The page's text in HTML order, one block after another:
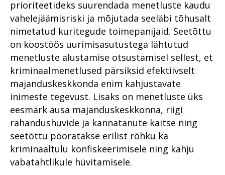
Korruptsioon
Kriminaalmenetluse statistika
Krüpteeritud sidevahendid
Kuidas möödus
veebiahvatlejate ja lapsporno
käitlejate püüdmisele
keskendunud tandemi
esimene aasta?
Kuidas toimetada kätte vara
arestimise määrust inimesele,
kelle nime ega asukohta sa ei
tea?
Küberkuritegevus
tark riik saada rikkaks ja teha
kurjategijad vaeseks
Majandus- ja
korruptsioonikuritegudele
suunatud löök: uus ringkond,
uued lahendused
Päevakajaline piirikaubandus
ehk pilguheit
sanktsioonikuriteo
menetlusse
Idee e-Eestile: kelmusi
takistavad turvavõrgud
Rahvusvaheline koostöö
Suure kahjuga
majanduskuritegevus
Riigivastased süüteod
Organiseeritud kuritegevus
Küberkuritegevus
Seksuaalkasvatus on parim
tööriist seksuaalkuritegude
ennetamiseks
PEth biomarker alkoholi ja
kuritegevuse vahel
prioriteetideks suurendada menetluste kaudu
vahelejäämisriski ja mõjutada seeläbi tõhusalt
nimetatud kuritegude toimepanijaid. Seetõttu
on koostöös uurimisasutustega lähtutud
menetluste alustamise otsustamisel sellest, et
kriminaalmenetlused pärsiksid efektiivselt
majanduskeskkonda enim kahjustavate
inimeste tegevust. Lisaks on menetluste üks
eesmärk ausa majanduskeskkonna, riigi
rahandushuvide ja kannatanute kaitse ning
seetõttu pööratakse erilist rõhku ka
kriminaaltulu konfiskeerimisele ning kahju
vabatahtlikule hüvitamisele.